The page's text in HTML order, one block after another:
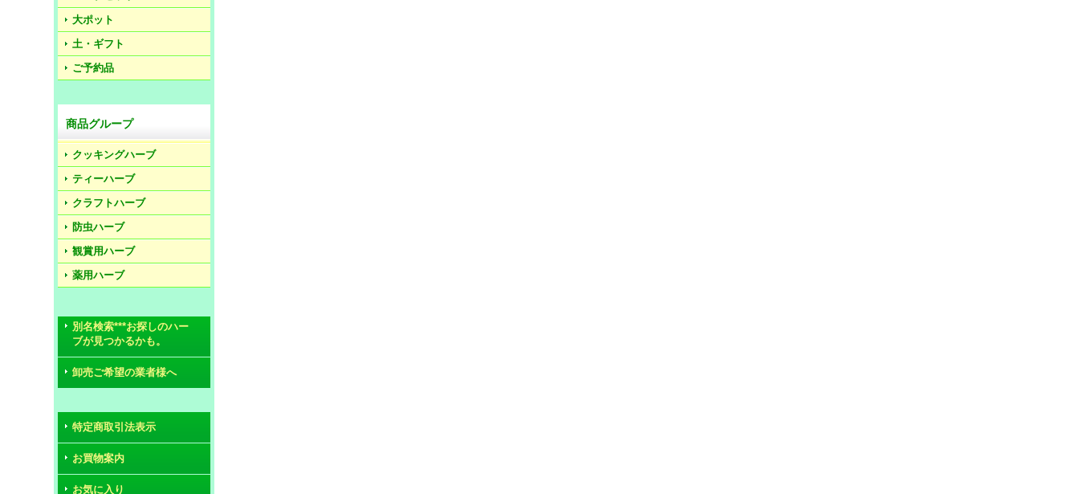
大ポット
土・ギフト
ご予約品
商品グループ
クッキングハーブ
ティーハーブ
クラフトハーブ
防虫ハーブ
観賞用ハーブ
薬用ハーブ
別名検索***お探しのハー
ブが見つかるかも。
卸売ご希望の業者様へ
特定商取引法表示
お買物案内
お気に入り